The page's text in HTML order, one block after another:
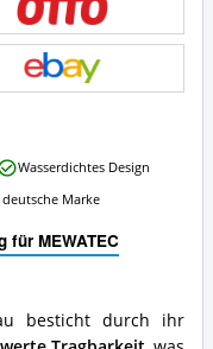
für MEWATEC
besticht durch ihr
Wasserdichtes Design
Marke